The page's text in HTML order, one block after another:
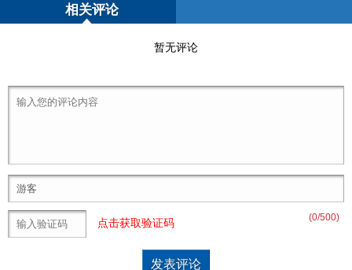
相关评论
暂无评论
(0/500)
点击获取验证码